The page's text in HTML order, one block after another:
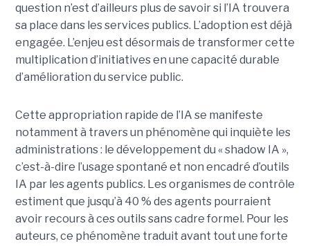
question n’est d’ailleurs plus de savoir si l’IA trouvera
sa place dans les services publics. L’adoption est déjà
engagée. L’enjeu est désormais de transformer cette
multiplication d’initiatives en une capacité durable
d’amélioration du service public.
Cette appropriation rapide de l’IA se manifeste
notamment à travers un phénomène qui inquiète les
administrations : le développement du « shadow IA »,
c’est-à-dire l’usage spontané et non encadré d’outils
IA par les agents publics. Les organismes de contrôle
estiment que jusqu’à 40 % des agents pourraient
avoir recours à ces outils sans cadre formel. Pour les
auteurs, ce phénomène traduit avant tout une forte